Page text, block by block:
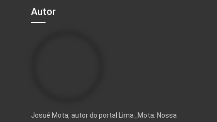
Autor
Josué Mota, autor do portal Lima_Mota. Nossa